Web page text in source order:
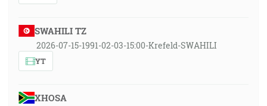
SWAHILI TZ
2026-07-15-1991-02-03-15:00-Krefeld-SWAHILI
YT
XHOSA